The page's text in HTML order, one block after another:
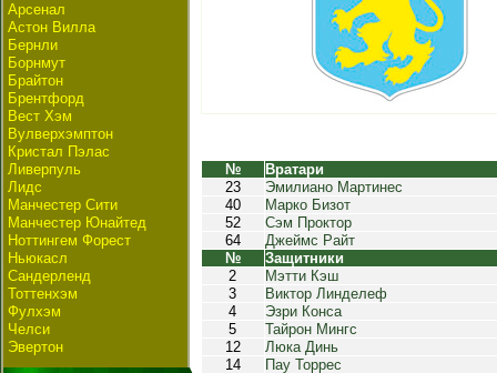
Арсенал
Астон Вилла
Бернли
Борнмут
Брайтон
Брентфорд
Вест Хэм
Вулверхэмптон
Кристал Пэлас
Ливерпуль
Лидс
Манчестер Сити
Манчестер Юнайтед
Ноттингем Форест
Ньюкасл
Сандерленд
Тоттенхэм
Фулхэм
Челси
Эвертон
№
Вратари
23
Эмилиано Мартинес
40
Марко Бизот
52
Сэм Проктор
64
Джеймс Райт
№
Защитники
2
Мэтти Кэш
3
Виктор Линделеф
4
Эзри Конса
5
Тайрон Мингс
12
Люка Динь
14
Пау Торрес